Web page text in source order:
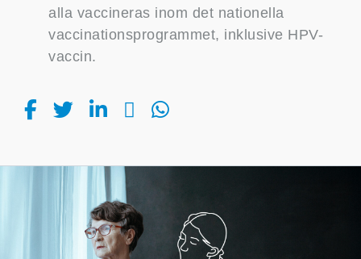
alla vaccineras inom det nationella
vaccinationsprogrammet, inklusive HPV-
vaccin.